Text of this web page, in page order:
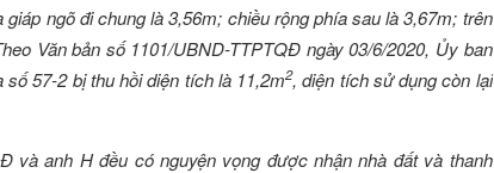
ngõ đi chung là 3,56m; chiều rộng phía sau là 3,67m; trên
Văn bản số 1101/UBND-TTPTQĐ ngày 03/6/2020, Ủy ban
57-2 bị thu hồi diện tích là 11,2m2, diện tích sử dụng còn lại
và anh H đều có nguyện vọng được nhận nhà đất và thanh